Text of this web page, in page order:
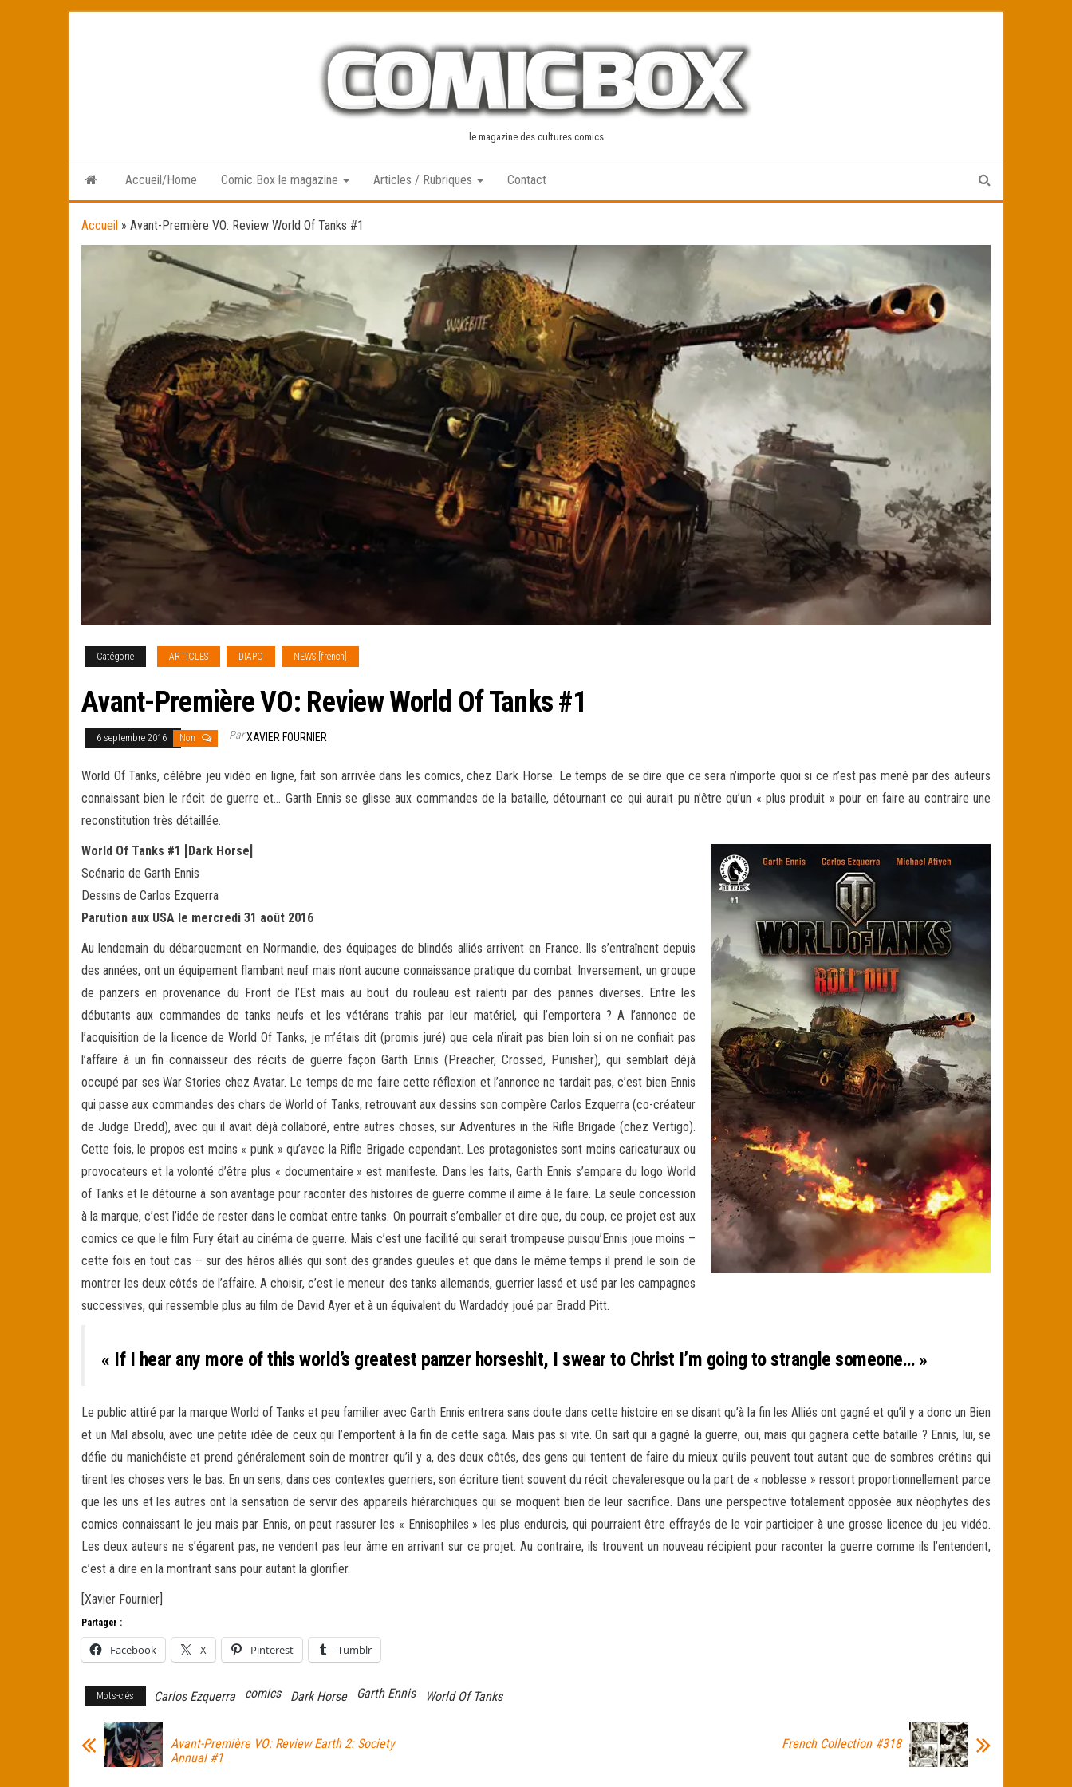
le magazine des cultures comics
Accueil/Home Comic Box le magazine Articles / Rubriques Contact
Accueil » Avant-Première VO: Review World Of Tanks #1
Catégorie ARTICLES DIAPO NEWS [french]
Avant-Première VO: Review World Of Tanks #1
6 septembre 2016 Non ParXAVIER FOURNIER
World Of Tanks, célèbre jeu vidéo en ligne, fait son arrivée dans les comics, chez Dark Horse. Le temps de se dire que ce sera n’importe quoi si ce n’est pas mené par des auteurs
connaissant bien le récit de guerre et… Garth Ennis se glisse aux commandes de la bataille, détournant ce qui aurait pu n’être qu’un « plus produit » pour en faire au contraire une
reconstitution très détaillée.
World Of Tanks #1 [Dark Horse]
Scénario de Garth Ennis
Dessins de Carlos Ezquerra
Parution aux USA le mercredi 31 août 2016
Au lendemain du débarquement en Normandie, des équipages de blindés alliés arrivent en France. Ils s’entraînent depuis
des années, ont un équipement flambant neuf mais n’ont aucune connaissance pratique du combat. Inversement, un groupe
de panzers en provenance du Front de l’Est mais au bout du rouleau est ralenti par des pannes diverses. Entre les
débutants aux commandes de tanks neufs et les vétérans trahis par leur matériel, qui l’emportera ? A l’annonce de
l’acquisition de la licence de World Of Tanks, je m’étais dit (promis juré) que cela n’irait pas bien loin si on ne confiait pas
l’affaire à un fin connaisseur des récits de guerre façon Garth Ennis (Preacher, Crossed, Punisher), qui semblait déjà
occupé par ses War Stories chez Avatar. Le temps de me faire cette réflexion et l’annonce ne tardait pas, c’est bien Ennis
qui passe aux commandes des chars de World of Tanks, retrouvant aux dessins son compère Carlos Ezquerra (co-créateur
de Judge Dredd), avec qui il avait déjà collaboré, entre autres choses, sur Adventures in the Rifle Brigade (chez Vertigo).
Cette fois, le propos est moins « punk » qu’avec la Rifle Brigade cependant. Les protagonistes sont moins caricaturaux ou
provocateurs et la volonté d’être plus « documentaire » est manifeste. Dans les faits, Garth Ennis s’empare du logo World
of Tanks et le détourne à son avantage pour raconter des histoires de guerre comme il aime à le faire. La seule concession
à la marque, c’est l’idée de rester dans le combat entre tanks. On pourrait s’emballer et dire que, du coup, ce projet est aux
comics ce que le film Fury était au cinéma de guerre. Mais c’est une facilité qui serait trompeuse puisqu’Ennis joue moins –
cette fois en tout cas – sur des héros alliés qui sont des grandes gueules et que dans le même temps il prend le soin de
montrer les deux côtés de l’affaire. A choisir, c’est le meneur des tanks allemands, guerrier lassé et usé par les campagnes
successives, qui ressemble plus au film de David Ayer et à un équivalent du Wardaddy joué par Bradd Pitt.
« If I hear any more of this world’s greatest panzer horseshit, I swear to Christ I’m going to strangle someone… »
Le public attiré par la marque World of Tanks et peu familier avec Garth Ennis entrera sans doute dans cette histoire en se disant qu’à la fin les Alliés ont gagné et qu’il y a donc un Bien
et un Mal absolu, avec une petite idée de ceux qui l’emportent à la fin de cette saga. Mais pas si vite. On sait qui a gagné la guerre, oui, mais qui gagnera cette bataille ? Ennis, lui, se
défie du manichéiste et prend généralement soin de montrer qu’il y a, des deux côtés, des gens qui tentent de faire du mieux qu’ils peuvent tout autant que de sombres crétins qui
tirent les choses vers le bas. En un sens, dans ces contextes guerriers, son écriture tient souvent du récit chevaleresque ou la part de « noblesse » ressort proportionnellement parce
que les uns et les autres ont la sensation de servir des appareils hiérarchiques qui se moquent bien de leur sacrifice. Dans une perspective totalement opposée aux néophytes des
comics connaissant le jeu mais par Ennis, on peut rassurer les « Ennisophiles » les plus endurcis, qui pourraient être effrayés de le voir participer à une grosse licence du jeu vidéo.
Les deux auteurs ne s’égarent pas, ne vendent pas leur âme en arrivant sur ce projet. Au contraire, ils trouvent un nouveau récipient pour raconter la guerre comme ils l’entendent,
c’est à dire en la montrant sans pour autant la glorifier.
[Xavier Fournier]
Partager :
Facebook X Pinterest Tumblr
Mots-clés Carlos Ezquerra comics Dark Horse Garth Ennis World Of Tanks
Avant-Première VO: Review Earth 2: Society
Annual #1
French Collection #318